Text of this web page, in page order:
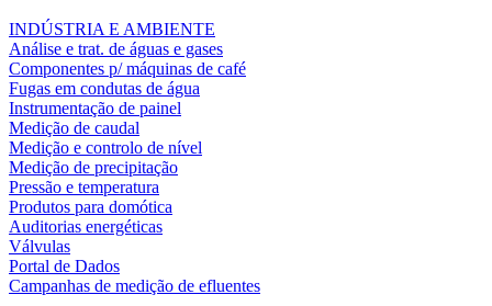
INDÚSTRIA E AMBIENTE
Análise e trat. de águas e gases
Componentes p/ máquinas de café
Fugas em condutas de água
Instrumentação de painel
Medição de caudal
Medição e controlo de nível
Medição de precipitação
Pressão e temperatura
Produtos para domótica
Auditorias energéticas
Válvulas
Portal de Dados
Campanhas de medição de efluentes